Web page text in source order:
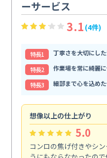
ーサービス
3.1 (4件)
特⻑1
丁寧さを大切にし
特⻑2
作業場を常に綺麗
特⻑3
細部まで心を込め
想像以上の仕上がり
5.0
コンロの焦げ付きやシ